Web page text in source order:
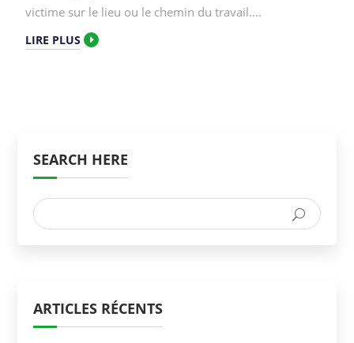
victime sur le lieu ou le chemin du travail....
LIRE PLUS
SEARCH HERE
ARTICLES RÉCENTS